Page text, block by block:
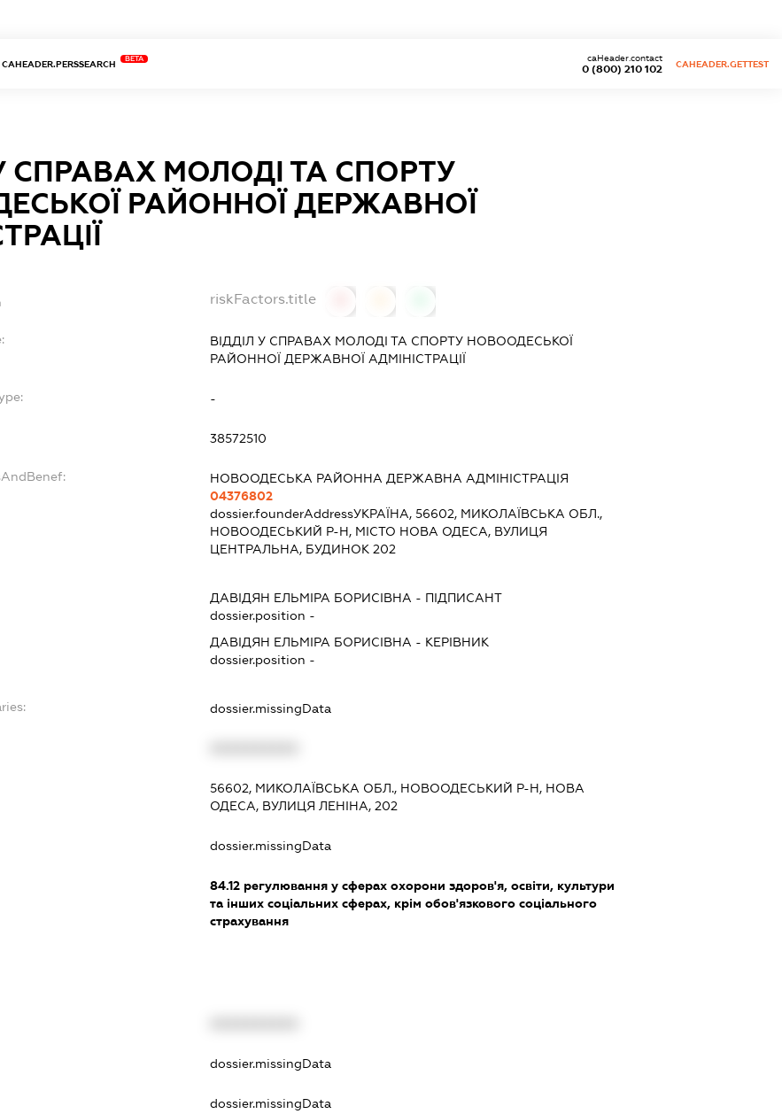
CAHEADER.PERSSEARCH
BETA
0 (800) 210 102
caHeader.contact
CAHEADER.GETTEST
СПРАВАХ МОЛОДІ ТА СПОРТУ
РАЙОННОЇ ДЕРЖАВНОЇ
riskFactors.title
ВІДДІЛ У СПРАВАХ МОЛОДІ ТА СПОРТУ НОВООДЕСЬКОЇ
РАЙОННОЇ ДЕРЖАВНОЇ АДМІНІСТРАЦІЇ
-
38572510
НОВООДЕСЬКА РАЙОННА ДЕРЖАВНА АДМІНІСТРАЦІЯ
04376802
dossier.founderAddressУКРАЇНА, 56602, МИКОЛАЇВСЬКА ОБЛ.,
НОВООДЕСЬКИЙ Р-Н, МІСТО НОВА ОДЕСА, ВУЛИЦЯ
ЦЕНТРАЛЬНА, БУДИНОК 202
ДАВІДЯН ЕЛЬМІРА БОРИСІВНА - ПІДПИСАНТ
dossier.position -
ДАВІДЯН ЕЛЬМІРА БОРИСІВНА - КЕРІВНИК
dossier.position -
dossier.missingData
56602, МИКОЛАЇВСЬКА ОБЛ., НОВООДЕСЬКИЙ Р-Н, НОВА
ОДЕСА, ВУЛИЦЯ ЛЕНІНА, 202
dossier.missingData
84.12регулювання у сферах охорони здоров'я, освіти, культури
та інших соціальних сферах, крім обов'язкового соціального
страхування
dossier.missingData
dossier.missingData